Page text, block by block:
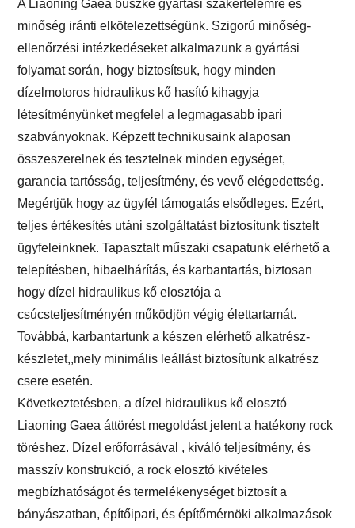
A Liaoning Gaea büszke gyártási szakértelemre és
minőség iránti elkötelezettségünk. Szigorú minőség-
ellenőrzési intézkedéseket alkalmazunk a gyártási
folyamat során, hogy biztosítsuk, hogy minden
dízelmotoros hidraulikus kő hasító kihagyja
létesítményünket megfelel a legmagasabb ipari
szabványoknak. Képzett technikusaink alaposan
összeszerelnek és tesztelnek minden egységet,
garancia tartósság, teljesítmény, és vevő elégedettség.
Megértjük hogy az ügyfél támogatás elsődleges. Ezért,
teljes értékesítés utáni szolgáltatást biztosítunk tisztelt
ügyfeleinknek. Tapasztalt műszaki csapatunk elérhető a
telepítésben, hibaelhárítás, és karbantartás, biztosan
hogy dízel hidraulikus kő elosztója a
csúcsteljesítményén működjön végig élettartamát.
Továbbá, karbantartunk a készen elérhető alkatrész-
készletet,,mely minimális leállást biztosítunk alkatrész
csere esetén.
Következtetésben, a dízel hidraulikus kő elosztó
Liaoning Gaea áttörést megoldást jelent a hatékony rock
töréshez. Dízel erőforrásával , kiváló teljesítmény, és
masszív konstrukció, a rock elosztó kivételes
megbízhatóságot és termelékenységet biztosít a
bányászatban, építőipari, és építőmérnöki alkalmazások